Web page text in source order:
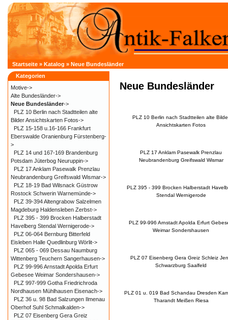
Startseite » Katalog » Neue Bundesländer
Neue Bundesländer
PLZ 10 Berlin nach Stadtteilen alte
Ansichtskarten Fotos
PLZ 17 Anklam Pasewalk Prenzlau
Neubrandenburg Greifswald Wismar
PLZ 395 - 399 Brocken Halberstadt
Stendal Wernigerode
PLZ 99-996 Arnstadt Apolda Erfurt
Weimar Sondershausen
PLZ 07 Eisenberg Gera Greiz Schleiz
Schwarzburg Saalfeld
PLZ 01 u. 019 Bad Schandau Dresden
Tharandt Meißen Riesa
Kategorien
Motive->
Alte Bundesländer->
Neue Bundesländer->
PLZ 10 Berlin nach Stadtteilen alte
Bilder Ansichtskarten Fotos->
PLZ 15-158 u.16-166 Frankfurt
Eberswalde Oranienburg Fürstenberg-
>
PLZ 14 und 167-169 Brandenburg
Potsdam Jüterbog Neuruppin->
PLZ 17 Anklam Pasewalk Prenzlau
Neubrandenburg Greifswald Wismar->
PLZ 18-19 Bad Wilsnack Güstrow
Rostock Schwerin Warnemünde->
PLZ 39-394 Altengrabow Salzelmen
Magdeburg Haldensleben Zerbst->
PLZ 395 - 399 Brocken Halberstadt
Havelberg Stendal Wernigerode->
PLZ 06-064 Bernburg Bitterfeld
Eisleben Halle Quedlinburg Wörlit->
PLZ 065 - 069 Dessau Naumburg
Wittenberg Teuchern Sangerhausen->
PLZ 99-996 Arnstadt Apolda Erfurt
Gebesee Weimar Sondershausen->
PLZ 997-999 Gotha Friedrichroda
Nordhausen Mühlhausen Eisenach->
PLZ 36 u. 98 Bad Salzungen Ilmenau
Oberhof Suhl Schmalkalden->
PLZ 07 Eisenberg Gera Greiz